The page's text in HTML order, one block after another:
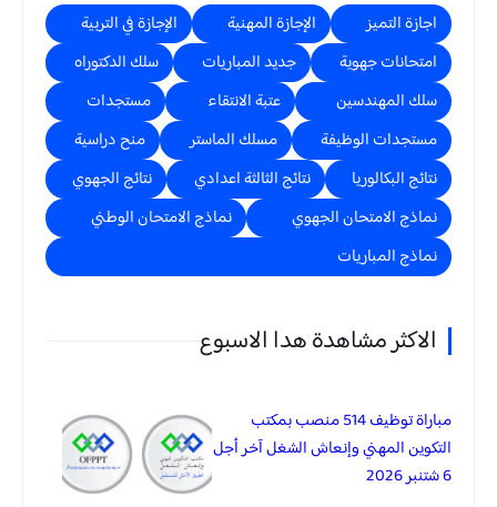
اجازة التميز الإجازة المهنية
الإجازة في التربية
امتحانات جهوية
جديد المباريات
سلك الدكتوراه
سلك المهندسين
عتبة الانتقاء
مستجدات
مستجدات الوظيفة
مسلك الماستر
منح دراسية
نتائج البكالوريا
نتائج الثالثة اعدادي
نتائج الجهوي
نماذج الامتحان الجهوي
نماذج الامتحان الوطني
نماذج المباريات
الاكثر مشاهدة هدا الاسبوع
مباراة توظيف 514 منصب بمكتب
التكوين المهني وإنعاش الشغل آخر أجل
6 شتنبر 2026